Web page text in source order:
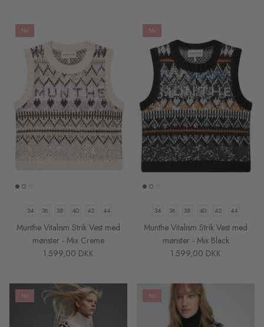
Ny
34 36 38 40 42 44
Munthe Vitalism Strik Vest med
mønster - Mix Creme
1.599,00 DKK
Ny
34 36 38 40 42 44
Munthe Vitalism Strik Vest med
mønster - Mix Black
1.599,00 DKK
Ny Ny